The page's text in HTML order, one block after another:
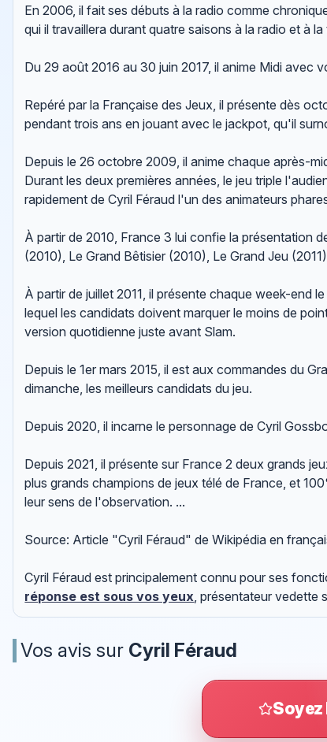
En 2006, il fait ses débuts à la radio comme
qui il travaillera durant quatre saisons à la radio et à
Du 29 août 2016 au 30 juin 2017, il anime Midi avec
Repéré par la Française des Jeux, il présente dès
pendant trois ans en jouant avec le jackpot, qu'il
Depuis le 26 octobre 2009, il anime chaque après-
Durant les deux premières années, le jeu triple
rapidement de Cyril Féraud l'un des animateurs
À partir de 2010, France 3 lui confie la présentation
(2010), Le Grand Bêtisier (2010), Le Grand Jeu
À partir de juillet 2011, il présente chaque week-end
lequel les candidats doivent marquer le moins de
version quotidienne juste avant Slam.
Depuis le 1er mars 2015, il est aux commandes du
dimanche, les meilleurs candidats du jeu.
Depuis 2020, il incarne le personnage de Cyril
Depuis 2021, il présente sur France 2 deux grands
plus grands champions de jeux télé de France, et
leur sens de l'observation. ...
Source: Article "Cyril Féraud" de Wikipédia en
Cyril Féraud est principalement connu pour ses
réponse est sous vos yeux, présentateur vedette
Vos avis sur Cyril Féraud
Soyez